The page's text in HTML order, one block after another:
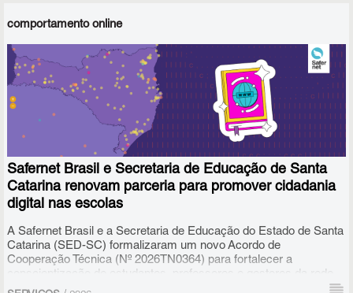
Para responder a essa pergunta com quem vive a realidade
escolar na pele, a Safernet Brasil realizará, nos dias 04 e 05 de
agosto, às 19h, a série de transmissões ao vivo "Educação digital
na prática: compartilhamento de experiências de professores ".
comportamento online
Safernet Brasil e Secretaria de Educação de Santa
Catarina renovam parceria para promover cidadania
digital nas escolas
A Safernet Brasil e a Secretaria de Educação do Estado de Santa
Catarina (SED-SC) formalizaram um novo Acordo de
Cooperação Técnica (Nº 2026TN0364) para fortalecer a
pública sobre o uso seguro e responsável da internet. A parceria,